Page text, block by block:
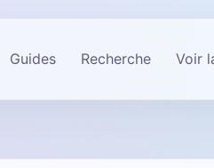
Guides Recherche Voir